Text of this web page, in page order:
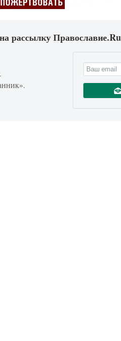
рассылку Православие.Ru